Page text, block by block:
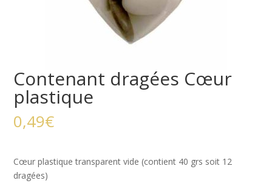
Contenant dragées Cœur
plastique
0,49€
Cœur plastique transparent vide (contient 40 grs soit 12
dragées)